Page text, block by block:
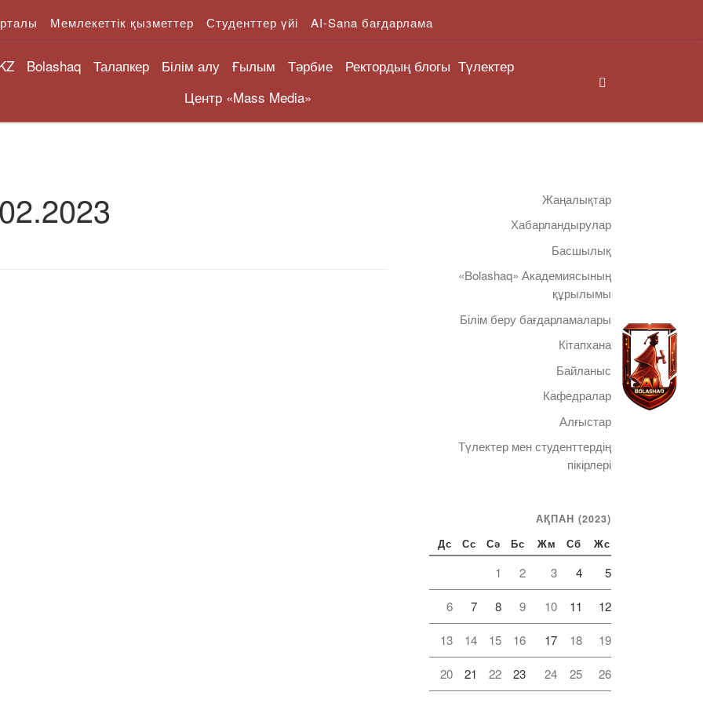
Мемлекеттік қызметтер Студенттер үйі AI-Sana бағдарлама
Bolashaq Талапкер Білім алу Ғылым Тәрбие Ректордың блогы Түлектер
Центр «Mass Media»
Жаңалықтар
Хабарландырулар
Басшылық
«Bolashaq» Академиясының
құрылымы
Білім беру бағдарламалары
Кітапхана
Байланыс
Кафедралар
Алғыстар
Түлектер мен студенттердің
пікірлері
АҚПАН (2023)
Дс Сс Сә Бс Жм Сб Жс
1 2 3 4 5
6 7 8 9 10 11 12
13 14 15 16 17 18 19
20 21 22 23 24 25 26
Telegram